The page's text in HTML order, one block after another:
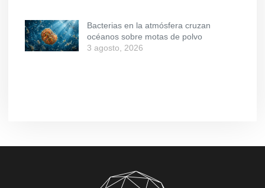
Bacterias en la atmósfera cruzan
océanos sobre motas de polvo
3 agosto, 2026